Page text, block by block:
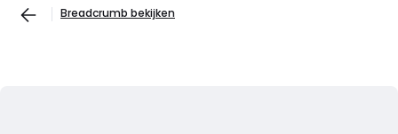
Breadcrumb bekijken